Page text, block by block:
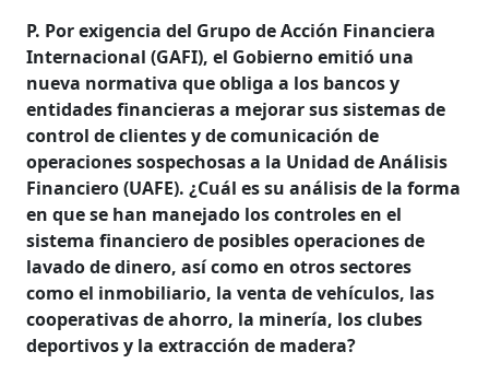
P. Por exigencia del Grupo de Acción Financiera
Internacional (GAFI), el Gobierno emitió una
nueva normativa que obliga a los bancos y
entidades financieras a mejorar sus sistemas de
control de clientes y de comunicación de
operaciones sospechosas a la Unidad de Análisis
Financiero (UAFE). ¿Cuál es su análisis de la forma
en que se han manejado los controles en el
sistema financiero de posibles operaciones de
lavado de dinero, así como en otros sectores
como el inmobiliario, la venta de vehículos, las
cooperativas de ahorro, la minería, los clubes
deportivos y la extracción de madera?